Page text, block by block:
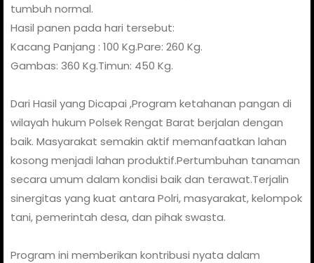
tumbuh normal.
Hasil panen pada hari tersebut:
Kacang Panjang : 100 Kg.Pare: 260 Kg.
Gambas: 360 Kg.Timun: 450 Kg.
Dari Hasil yang Dicapai ,Program ketahanan pangan di
wilayah hukum Polsek Rengat Barat berjalan dengan
baik. Masyarakat semakin aktif memanfaatkan lahan
kosong menjadi lahan produktif.Pertumbuhan tanaman
secara umum dalam kondisi baik dan terawat.Terjalin
sinergitas yang kuat antara Polri, masyarakat, kelompok
tani, pemerintah desa, dan pihak swasta.
Program ini memberikan kontribusi nyata dalam